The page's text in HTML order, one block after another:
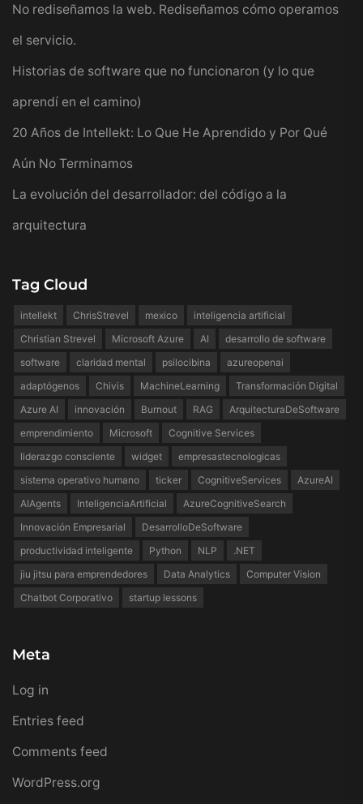
No rediseñamos la web. Rediseñamos cómo operamos
el servicio.
Historias de software que no funcionaron (y lo que
aprendí en el camino)
20 Años de Intellekt: Lo Que He Aprendido y Por Qué
Aún No Terminamos
La evolución del desarrollador: del código a la
arquitectura
Tag Cloud
intellekt ChrisStrevel mexico
inteligencia artificial
Christian Strevel
Microsoft Azure AI
desarrollo de software
software
claridad mental psilocibina
azureopenai
adaptógenos
Chivis MachineLearning
Transformación Digital
Azure AI
innovación Burnout RAG
ArquitecturaDeSoftware
emprendimiento
Microsoft
Cognitive Services
liderazgo consciente
widget
empresastecnologicas
sistema operativo humano
ticker CognitiveServices
AzureAI
AIAgents
InteligenciaArtificial
AzureCognitiveSearch
Innovación Empresarial
DesarrolloDeSoftware
productividad inteligente
Python NLP
.NET
jiu jitsu para emprendedores
Data Analytics
Computer Vision
Chatbot Corporativo
startup lessons
Meta
Log in
Entries feed
Comments feed
WordPress.org